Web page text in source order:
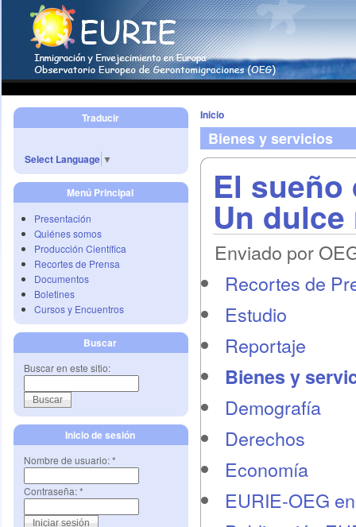
Traducir
Select Language ▼
Menú Principal
Presentación
Quiénes somos
Producción Científica
Recortes de Prensa
Documentos
Boletines
Cursos y Encuentros
Buscar
Buscar en este sitio:
Inicio de sesión
Nombre de usuario:*
Contraseña:*
Inicio
Bienes y servicios
El
Un
Enviado por
Recortes de
Estudio
Reportaje
Bienes y
Demografí­a
Derechos
Economí­a
EURIE-OEG